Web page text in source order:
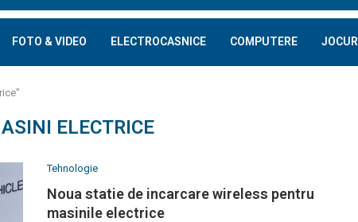
FOTO & VIDEO ELECTROCASNICE COMPUTERE JOCURI
ELECTRICE
Tehnologie
Noua statie de incarcare wireless pentru
masinile electrice